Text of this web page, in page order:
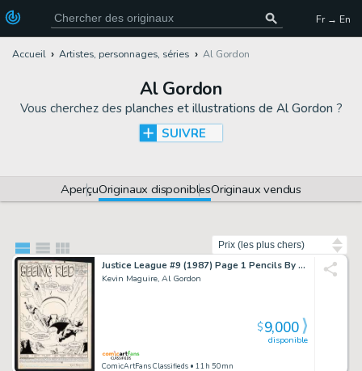
Fr → En
Accueil Artistes, personnages, séries Al Gordon
Al Gordon
Vous cherchez des planches et illustrations de Al Gordon ?
SUIVRE
AperçuOriginaux disponiblesOriginaux vendus
Justice League #9 (1987) Page 1 Pencils By Kevin Maguire, Inks By Al Gordon
Kevin Maguire, Al Gordon
ComicArtFans Classifieds • 11h 50mn
disponible
$9,000